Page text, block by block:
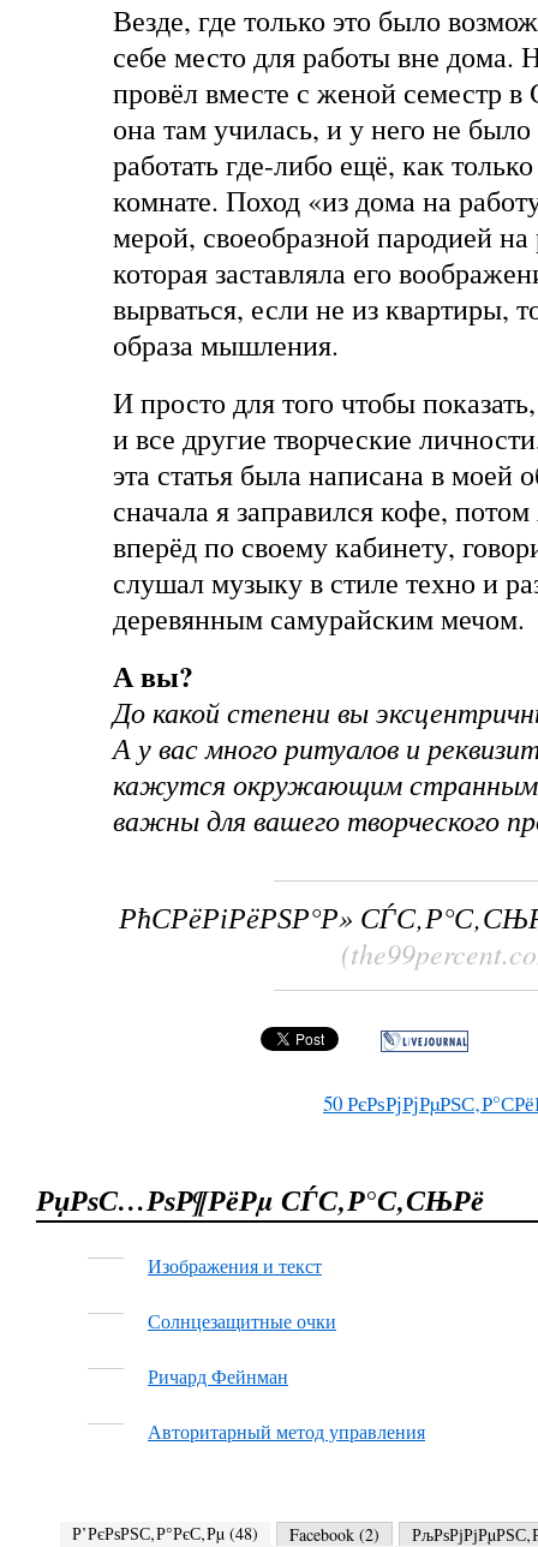
Везде, где только это было
себе место для работы вне дома.
провёл вместе с женой семестр
она там училась, и у него не
работать где-либо ещё, как
комнате. Поход «из дома на
мерой, своеобразной пародией
которая заставляла его
вырваться, если не из квартиры,
образа мышления.
И просто для того чтобы
и все другие творческие
эта статья была написана в моей
сначала я заправился кофе,
вперёд по своему кабинету,
слушал музыку в стиле техно и
деревянным самурайским мечом.
А вы?
До какой степени вы
А у вас много ритуалов и
кажутся окружающим
важны для вашего творческого
РћСРёРіРёРЅР°Р»
50
РџРѕС…РѕР¶РёРµ СЃС‚Р°С‚СЊРё
Изображения и текст
Солнцезащитные очки
Ричард Фейнман
Авторитарный метод управления
Р’РєРѕРЅС‚Р°РєС‚Рµ (48) Facebook (2)